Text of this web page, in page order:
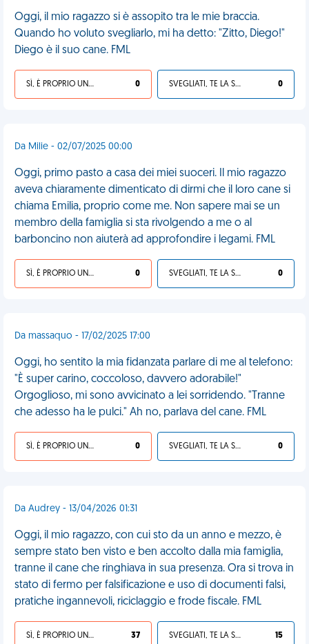
Oggi, il mio ragazzo si è assopito tra le mie braccia.
Quando ho voluto svegliarlo, mi ha detto: "Zitto, Diego!"
Diego è il suo cane. FML
SÌ, È PROPRIO UNA VDM! 0 SVEGLIATI, TE LA SEI CERCATA! 0
Da Milie - 02/07/2025 00:00
Oggi, primo pasto a casa dei miei suoceri. Il mio ragazzo
aveva chiaramente dimenticato di dirmi che il loro cane si
chiama Emilia, proprio come me. Non sapere mai se un
membro della famiglia si sta rivolgendo a me o al
barboncino non aiuterà ad approfondire i legami. FML
SÌ, È PROPRIO UNA VDM! 0 SVEGLIATI, TE LA SEI CERCATA! 0
Da massaquo - 17/02/2025 17:00
Oggi, ho sentito la mia fidanzata parlare di me al telefono:
"È super carino, coccoloso, davvero adorabile!"
Orgoglioso, mi sono avvicinato a lei sorridendo. "Tranne
che adesso ha le pulci." Ah no, parlava del cane. FML
SÌ, È PROPRIO UNA VDM! 0 SVEGLIATI, TE LA SEI CERCATA! 0
Da Audrey - 13/04/2026 01:31
Oggi, il mio ragazzo, con cui sto da un anno e mezzo, è
sempre stato ben visto e ben accolto dalla mia famiglia,
tranne il cane che ringhiava in sua presenza. Ora si trova in
stato di fermo per falsificazione e uso di documenti falsi,
pratiche ingannevoli, riciclaggio e frode fiscale. FML
SÌ, È PROPRIO UNA VDM! 37 SVEGLIATI, TE LA SEI CERCATA! 15